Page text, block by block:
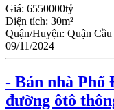
Giá: 6550000tỷ
Diện tích: 30m²
Quận/Huyện: Quận
09/11/2024
- Bán nhà Phố
đường ôtô